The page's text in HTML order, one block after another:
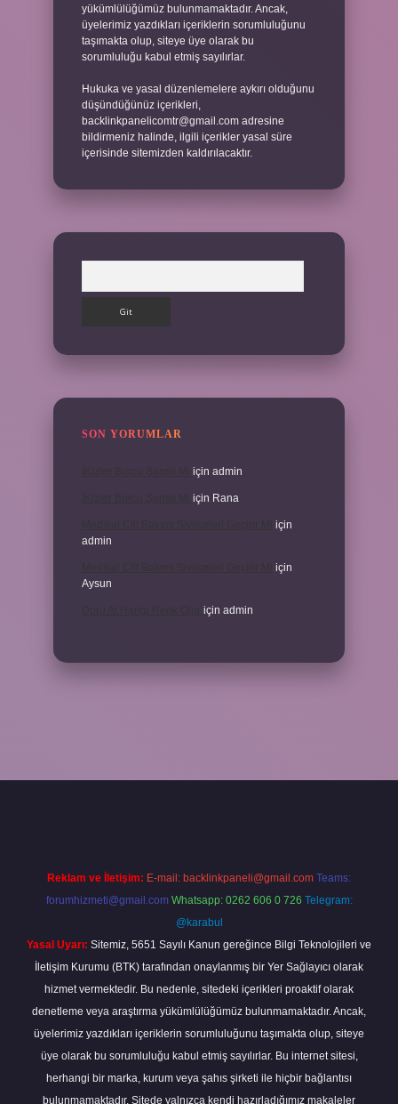
yükümlülüğümüz bulunmamaktadır. Ancak,
üyelerimiz yazdıkları içeriklerin sorumluluğunu
taşımakta olup, siteye üye olarak bu
sorumluluğu kabul etmiş sayılırlar.
Hukuka ve yasal düzenlemelere aykırı olduğunu
düşündüğünüz içerikleri,
backlinkpanelicomtr@gmail.com adresine
bildirmeniz halinde, ilgili içerikler yasal süre
içerisinde sitemizden kaldırılacaktır.
SON YORUMLAR
için admin
için Rana
için
admin
Medikal Cilt Bakımı Sivilceleri Geçirir Mi
için
Aysun
için admin
Reklam ve İletişim: E-mail: backlinkpaneli@gmail.com Teams:
forumhizmeti@gmail.com Whatsapp: 0262 606 0 726 Telegram:
@karabul
Yasal Uyarı: Sitemiz, 5651 Sayılı Kanun gereğince Bilgi Teknolojileri ve
İletişim Kurumu (BTK) tarafından onaylanmış bir Yer Sağlayıcı olarak
hizmet vermektedir. Bu nedenle, sitedeki içerikleri proaktif olarak
denetleme veya araştırma yükümlülüğümüz bulunmamaktadır. Ancak,
üyelerimiz yazdıkları içeriklerin sorumluluğunu taşımakta olup, siteye
üye olarak bu sorumluluğu kabul etmiş sayılırlar. Bu internet sitesi,
herhangi bir marka, kurum veya şahıs şirketi ile hiçbir bağlantısı
bulunmamaktadır. Sitede yalnızca kendi hazırladığımız makaleler